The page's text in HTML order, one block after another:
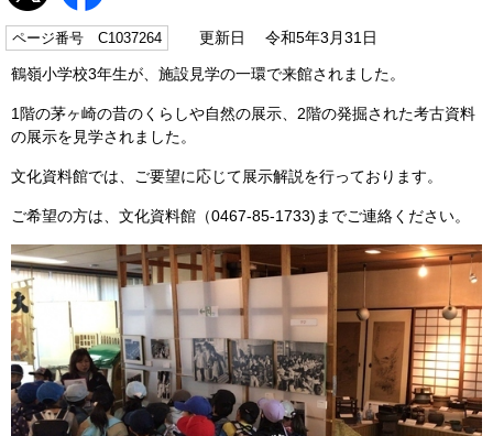
ページ番号 C1037264 更新日 令和5年3月31日
鶴嶺小学校3年生が、施設見学の一環で来館されました。
1階の茅ヶ崎の昔のくらしや自然の展示、2階の発掘された考古資料
の展示を見学されました。
文化資料館では、ご要望に応じて展示解説を行っております。
ご希望の方は、文化資料館（0467-85-1733)までご連絡ください。